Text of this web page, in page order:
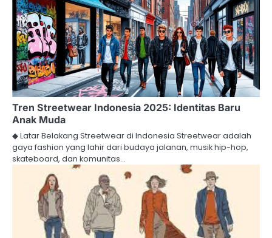
Tren Streetwear Indonesia 2025: Identitas Baru
Anak Muda
◆ Latar Belakang Streetwear di Indonesia Streetwear adalah
gaya fashion yang lahir dari budaya jalanan, musik hip-hop,
skateboard, dan komunitas…